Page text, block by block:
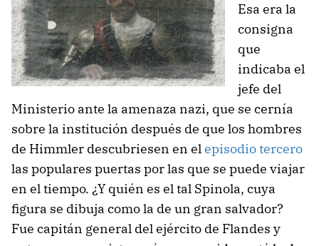
Esa era la
consigna
que
indicaba el
jefe del
Ministerio ante la amenaza nazi, que se cernía
sobre la institución después de que los hombres
de Himmler descubriesen en elepisodio tercero
las populares puertas por las que se puede viajar
en el tiempo. ¿Y quién es el tal Spinola, cuya
figura se dibuja como la de un gran salvador?
Fue capitán general del ejército de Flandes y